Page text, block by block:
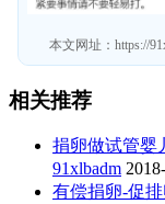
本文网址： https://
相关推荐
捐卵做试管婴
91xlbadm
有偿捐卵-促